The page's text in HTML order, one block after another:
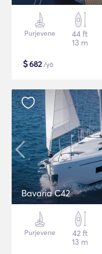
Purjevene
44 ft
13 m
$682/yö
Bavaria C42
Purjevene
42 ft
13 m